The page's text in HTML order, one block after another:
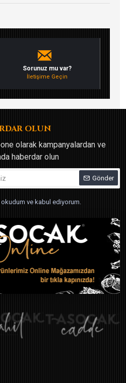
Sorunuz mu var?
İletişime Geçin
OLUN
olarak kampanyalardan ve
haberdar olun
Gönder
ve kabul ediyorum.